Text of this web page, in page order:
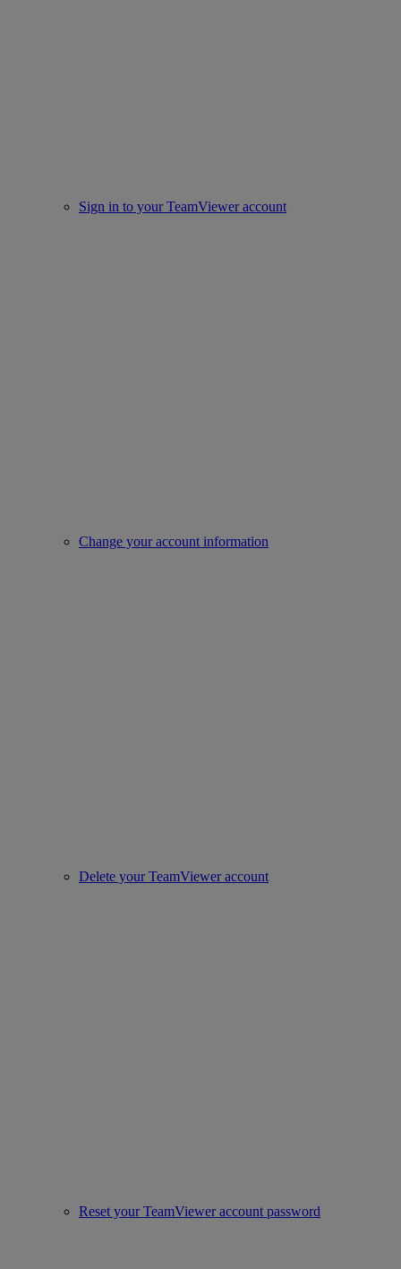
Sign in to your TeamViewer account
Change your account information
Delete your TeamViewer account
Reset your TeamViewer account password